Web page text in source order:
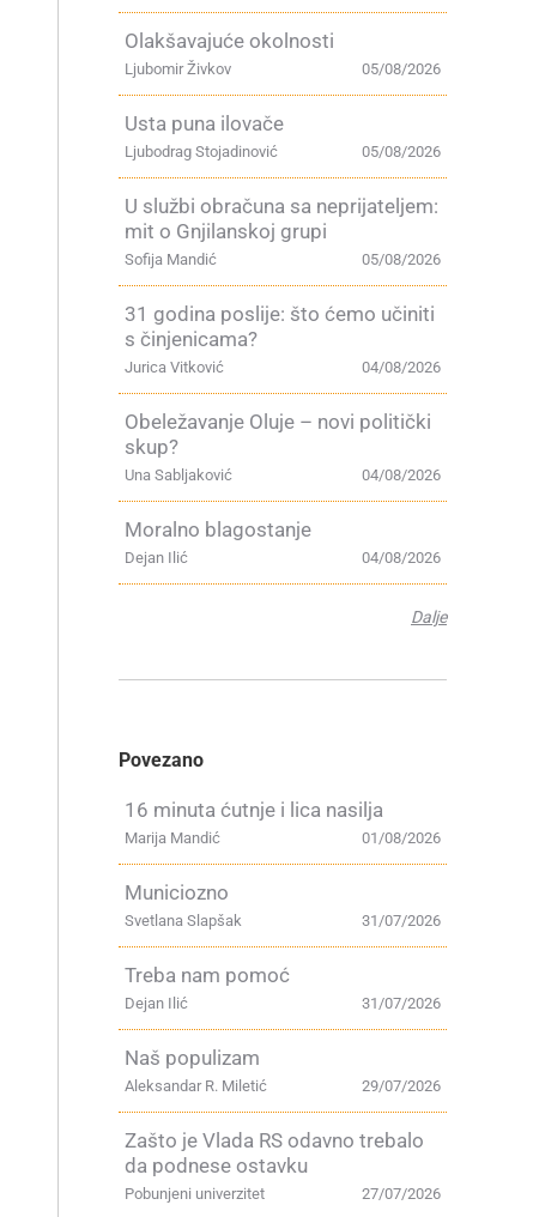
Olakšavajuće okolnosti
05/08/2026
Ljubomir Živkov
Usta puna ilovače
05/08/2026
Ljubodrag Stojadinović
U službi obračuna sa neprijateljem:
mit o Gnjilanskoj grupi
05/08/2026
Sofija Mandić
31 godina poslije: što ćemo učiniti
s činjenicama?
04/08/2026
Jurica Vitković
Obeležavanje Oluje – novi politički
skup?
04/08/2026
Una Sabljaković
Moralno blagostanje
04/08/2026
Dejan Ilić
Dalje
Povezano
16 minuta ćutnje i lica nasilja
01/08/2026
Marija Mandić
Municiozno
31/07/2026
Svetlana Slapšak
Treba nam pomoć
31/07/2026
Dejan Ilić
Naš populizam
29/07/2026
Aleksandar R. Miletić
Zašto je Vlada RS odavno trebalo
da podnese ostavku
27/07/2026
Pobunjeni univerzitet